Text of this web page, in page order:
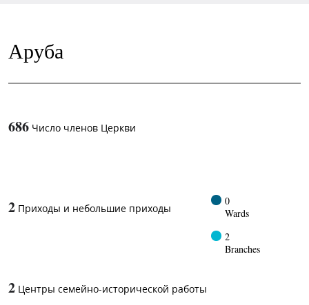
Аруба
686 Число членов Церкви
2 Приходы и небольшие приходы
0
Wards
2
Branches
2 Центры семейно-исторической работы